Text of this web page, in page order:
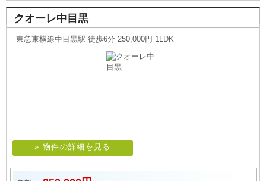
クオーレ中目黒
東急東横線中目黒駅 徒歩6分 250,000円 1LDK
» 物件の詳細を見る